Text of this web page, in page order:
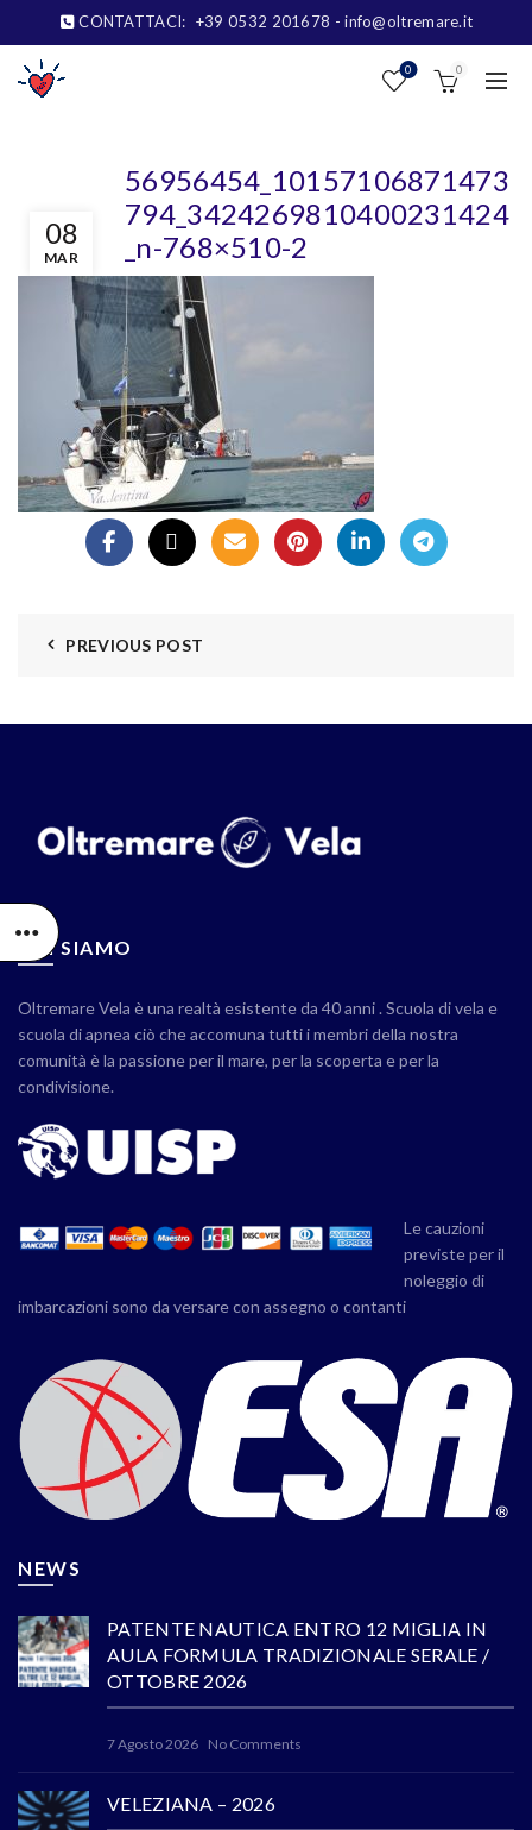
CONTATTACI: +39 0532 201678 - info@oltremare.it
0 0
08
MAR
56956454_10157106871473
794_3424269810400231424
_n-768×510-2
PREVIOUS POST
CHI SIAMO
Oltremare Vela è una realtà esistente da 40 anni . Scuola di vela e
scuola di apnea ciò che accomuna tutti i membri della nostra
comunità è la passione per il mare, per la scoperta e per la
condivisione.
Le cauzioni
previste per il
noleggio di
imbarcazioni sono da versare con assegno o contanti
NEWS
PATENTE NAUTICA ENTRO 12 MIGLIA IN
AULA FORMULA TRADIZIONALE SERALE /
OTTOBRE 2026
7 Agosto 2026 No Comments
VELEZIANA – 2026